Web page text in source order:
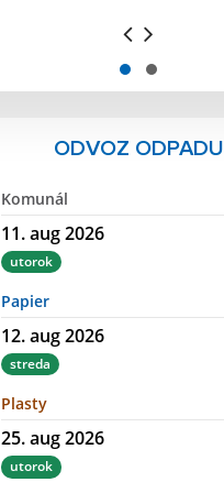
ODVOZ ODPADU
Komunál
11. aug 2026
utorok
Papier
12. aug 2026
streda
Plasty
25. aug 2026
utorok